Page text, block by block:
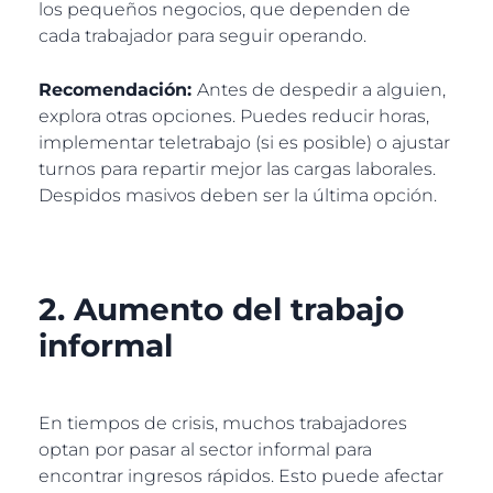
los pequeños negocios, que dependen de
cada trabajador para seguir operando.
Recomendación: Antes de despedir a alguien,
explora otras opciones. Puedes reducir horas,
implementar teletrabajo (si es posible) o ajustar
turnos para repartir mejor las cargas laborales.
Despidos masivos deben ser la última opción.
2. Aumento del trabajo
informal
En tiempos de crisis, muchos trabajadores
optan por pasar al sector informal para
encontrar ingresos rápidos. Esto puede afectar